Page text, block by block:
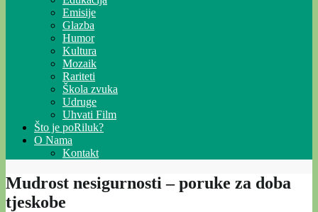
Emisije
Glazba
Humor
Kultura
Mozaik
Rariteti
Škola zvuka
Udruge
Uhvati Film
Što je poRiluk?
O Nama
Kontakt
Mudrost nesigurnosti – poruke za doba
tjeskobe